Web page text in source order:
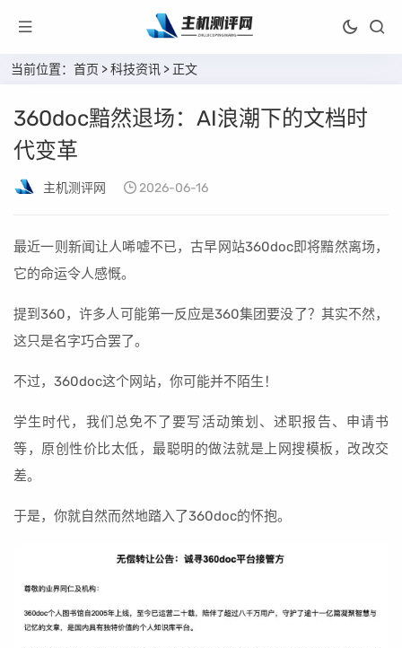
当前位置： 首页 >科技资讯 > 正文
360doc黯然退场：AI浪潮下的文档时
代变革
主机测评网 2026-06-16
最近一则新闻让人唏嘘不已，古早网站360doc即将黯然离场，
它的命运令人感慨。
提到360，许多人可能第一反应是360集团要没了？其实不然，
这只是名字巧合罢了。
不过，360doc这个网站，你可能并不陌生！
学生时代，我们总免不了要写活动策划、述职报告、申请书
等，原创性价比太低，最聪明的做法就是上网搜模板，改改交
差。
于是，你就自然而然地踏入了360doc的怀抱。